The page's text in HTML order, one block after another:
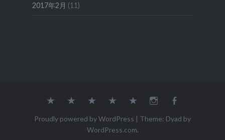
2017年2月 (11)
Concept
ラ
四
Company
社
概
Shop
舗
案
Online
オ
Instagram
Proudly powered by WordPress | Theme: Dyad by
WordPress.com.